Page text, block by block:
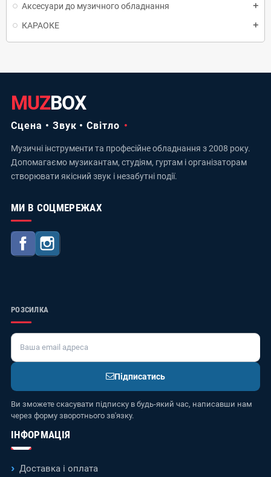
Аксесуари до музичного обладнання add
КАРАОКЕ add
MUZBOX
Сцена • Звук • Світло
Музичні інструменти та професійне обладнання з 2008 року.
Допомагаємо музикантам, студіям, гуртам і організаторам
створювати якісний звук і незабутні події.
МИ В СОЦМЕРЕЖАХ
Facebook
РОЗСИЛКА
Підписатись
Ви зможете скасувати підписку в будь-який час, написавши нам
через форму зворотнього зв'язку.
ІНФОРМАЦІЯ
Доставка і оплата